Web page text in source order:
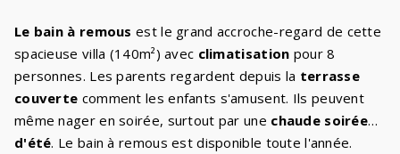
Le bain à remous est le grand accroche-regard de cette
spacieuse villa (140m²) avec climatisation pour 8
personnes. Les parents regardent depuis la terrasse
couverte comment les enfants s'amusent. Ils peuvent
même nager en soirée, surtout par une chaude soirée
d'été. Le bain à remous est disponible toute l'année.